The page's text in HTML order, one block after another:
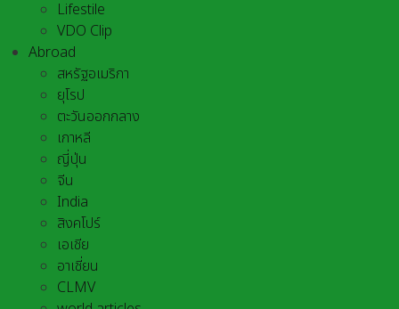
Lifestile
VDO Clip
Abroad
สหรัฐอเมริกา
ยุโรป
ตะวันออกกลาง
เกาหลี
ญี่ปุ่น
จีน
India
สิงคโปร์
เอเชีย
อาเชี่ยน
CLMV